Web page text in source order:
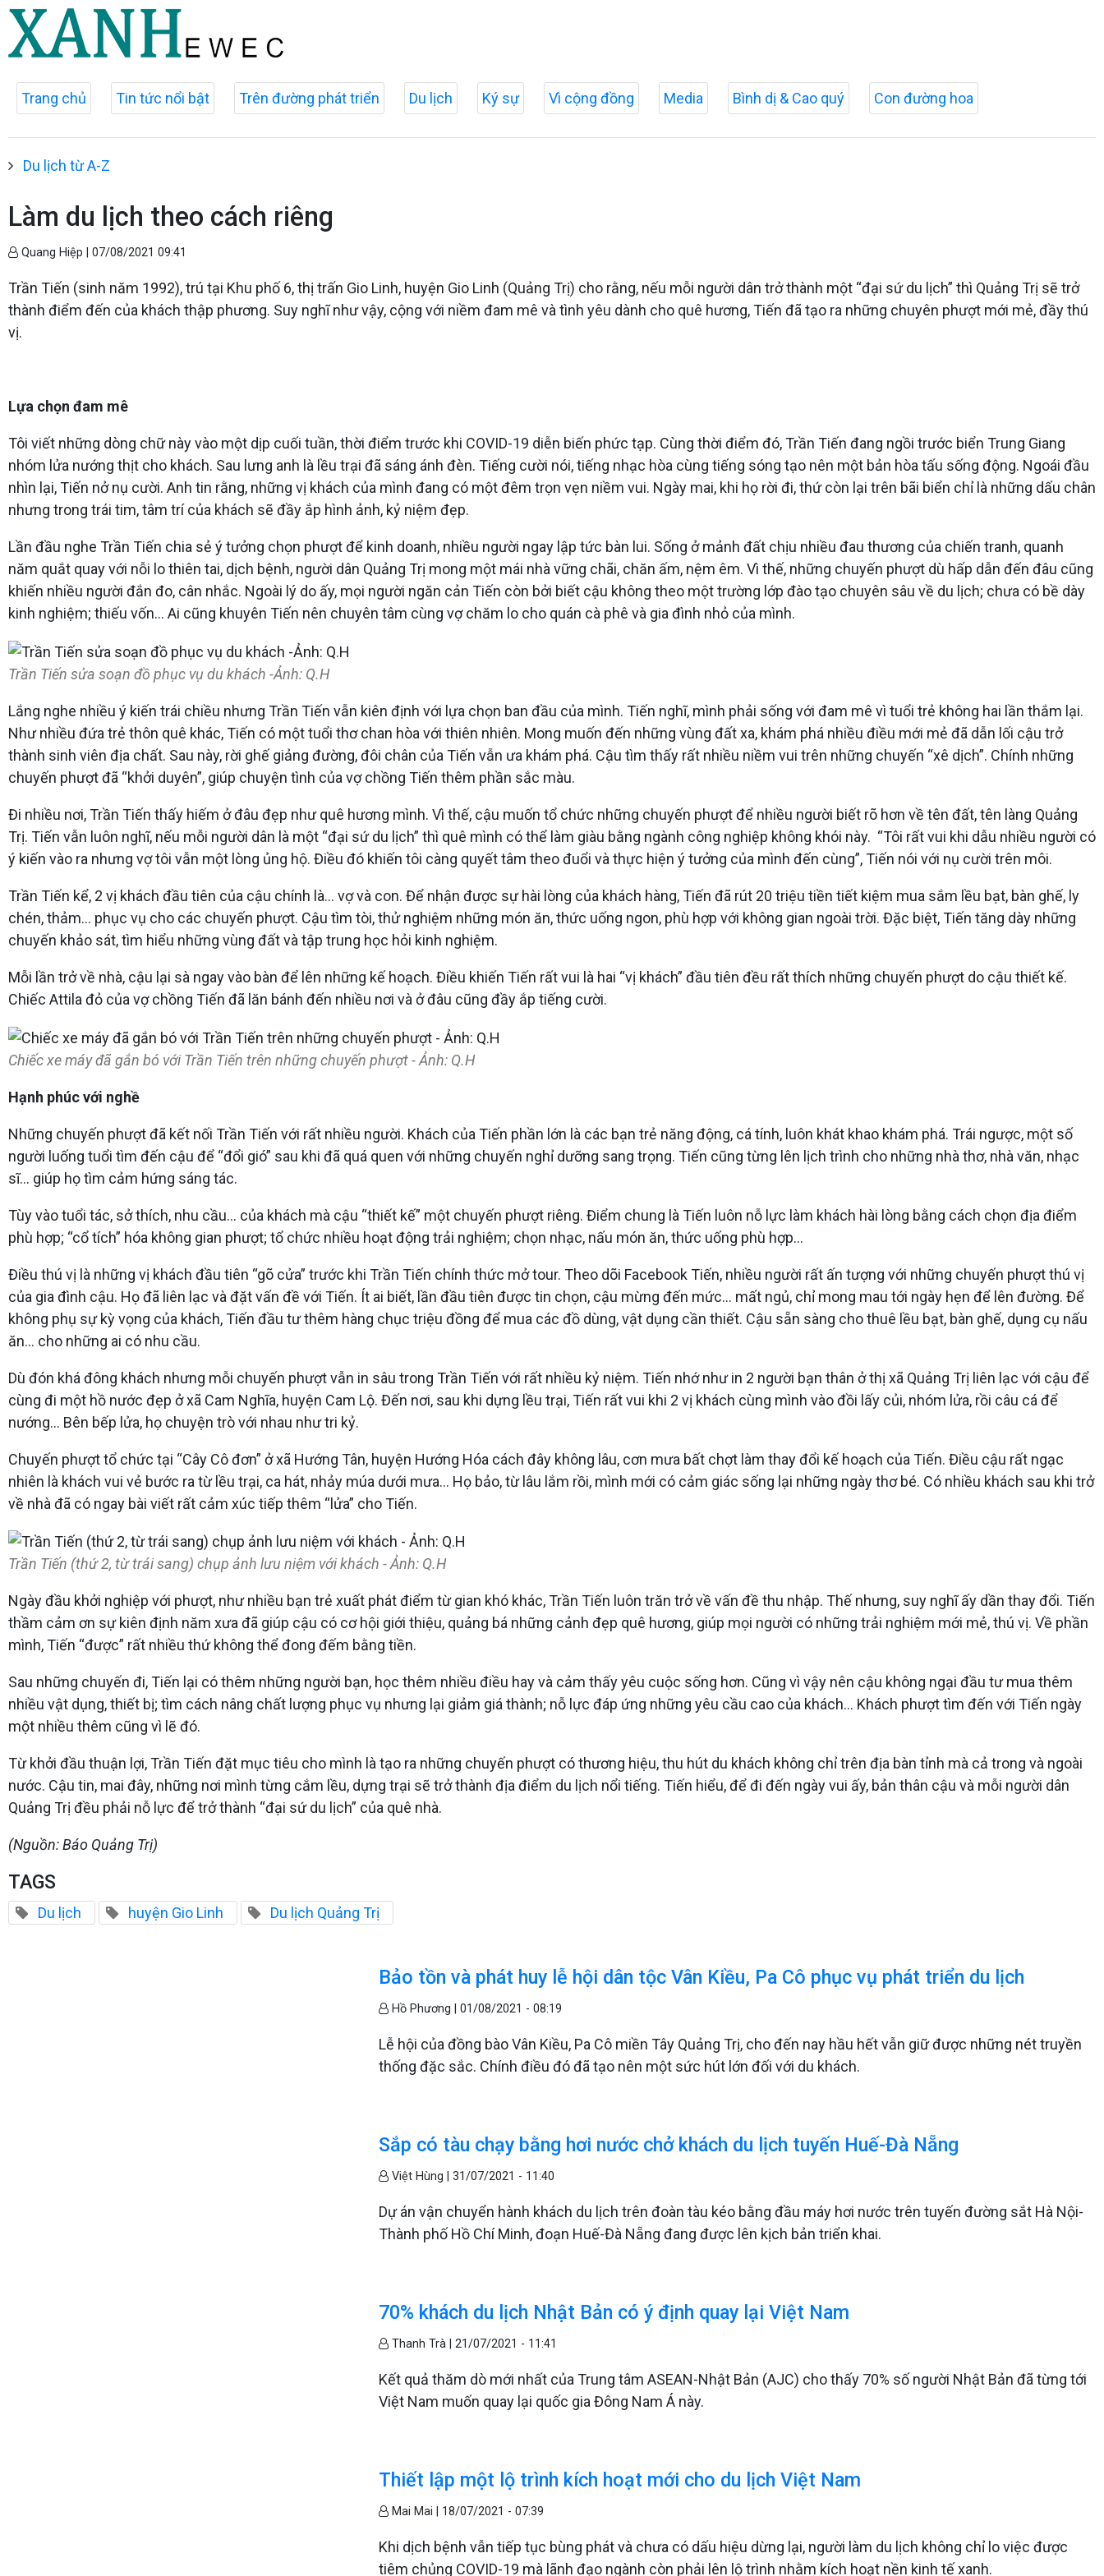
Trang chủ Tin tức nổi bật Trên đường phát triển Du lịch Ký sự Vì cộng đồng Media Bình dị & Cao quý Con đường hoa
Du lịch từ A-Z
Làm du lịch theo cách riêng
Quang Hiệp | 07/08/2021 09:41
Trần Tiến (sinh năm 1992), trú tại Khu phố 6, thị trấn Gio Linh, huyện Gio Linh (Quảng Trị) cho rằng, nếu mỗi người dân trở thành một “đại sứ du lịch” thì Quảng Trị sẽ trở
thành điểm đến của khách thập phương. Suy nghĩ như vậy, cộng với niềm đam mê và tình yêu dành cho quê hương, Tiến đã tạo ra những chuyên phượt mới mẻ, đầy thú
vị.
Lựa chọn đam mê
Tôi viết những dòng chữ này vào một dịp cuối tuần, thời điểm trước khi COVID-19 diễn biến phức tạp. Cùng thời điểm đó, Trần Tiến đang ngồi trước biển Trung Giang
nhóm lửa nướng thịt cho khách. Sau lưng anh là lều trại đã sáng ánh đèn. Tiếng cười nói, tiếng nhạc hòa cùng tiếng sóng tạo nên một bản hòa tấu sống động. Ngoái đầu
nhìn lại, Tiến nở nụ cười. Anh tin rằng, những vị khách của mình đang có một đêm trọn vẹn niềm vui. Ngày mai, khi họ rời đi, thứ còn lại trên bãi biển chỉ là những dấu chân
nhưng trong trái tim, tâm trí của khách sẽ đầy ắp hình ảnh, kỷ niệm đẹp.
Lần đầu nghe Trần Tiến chia sẻ ý tưởng chọn phượt để kinh doanh, nhiều người ngay lập tức bàn lui. Sống ở mảnh đất chịu nhiều đau thương của chiến tranh, quanh
năm quắt quay với nỗi lo thiên tai, dịch bệnh, người dân Quảng Trị mong một mái nhà vững chãi, chăn ấm, nệm êm. Vì thế, những chuyến phượt dù hấp dẫn đến đâu cũng
khiến nhiều người đắn đo, cân nhắc. Ngoài lý do ấy, mọi người ngăn cản Tiến còn bởi biết cậu không theo một trường lớp đào tạo chuyên sâu về du lịch; chưa có bề dày
kinh nghiệm; thiếu vốn… Ai cũng khuyên Tiến nên chuyên tâm cùng vợ chăm lo cho quán cà phê và gia đình nhỏ của mình.
Trần Tiến sửa soạn đồ phục vụ du khách -Ảnh: Q.H
Lắng nghe nhiều ý kiến trái chiều nhưng Trần Tiến vẫn kiên định với lựa chọn ban đầu của mình. Tiến nghĩ, mình phải sống với đam mê vì tuổi trẻ không hai lần thắm lại.
Như nhiều đứa trẻ thôn quê khác, Tiến có một tuổi thơ chan hòa với thiên nhiên. Mong muốn đến những vùng đất xa, khám phá nhiều điều mới mẻ đã dẫn lối cậu trở
thành sinh viên địa chất. Sau này, rời ghế giảng đường, đôi chân của Tiến vẫn ưa khám phá. Cậu tìm thấy rất nhiều niềm vui trên những chuyến “xê dịch”. Chính những
chuyến phượt đã “khởi duyên”, giúp chuyện tình của vợ chồng Tiến thêm phần sắc màu.
Đi nhiều nơi, Trần Tiến thấy hiếm ở đâu đẹp như quê hương mình. Vì thế, cậu muốn tổ chức những chuyến phượt để nhiều người biết rõ hơn về tên đất, tên làng Quảng
Trị. Tiến vẫn luôn nghĩ, nếu mỗi người dân là một “đại sứ du lịch” thì quê mình có thể làm giàu bằng ngành công nghiệp không khói này. “Tôi rất vui khi dẫu nhiều người có
ý kiến vào ra nhưng vợ tôi vẫn một lòng ủng hộ. Điều đó khiến tôi càng quyết tâm theo đuổi và thực hiện ý tưởng của mình đến cùng”, Tiến nói với nụ cười trên môi.
Trần Tiến kể, 2 vị khách đầu tiên của cậu chính là… vợ và con. Để nhận được sự hài lòng của khách hàng, Tiến đã rút 20 triệu tiền tiết kiệm mua sắm lều bạt, bàn ghế, ly
chén, thảm… phục vụ cho các chuyến phượt. Cậu tìm tòi, thử nghiệm những món ăn, thức uống ngon, phù hợp với không gian ngoài trời. Đặc biệt, Tiến tăng dày những
chuyến khảo sát, tìm hiểu những vùng đất và tập trung học hỏi kinh nghiệm.
Mỗi lần trở về nhà, cậu lại sà ngay vào bàn để lên những kế hoạch. Điều khiến Tiến rất vui là hai “vị khách” đầu tiên đều rất thích những chuyến phượt do cậu thiết kế.
Chiếc Attila đỏ của vợ chồng Tiến đã lăn bánh đến nhiều nơi và ở đâu cũng đầy ắp tiếng cười.
Chiếc xe máy đã gắn bó với Trần Tiến trên những chuyến phượt - Ảnh: Q.H
Hạnh phúc với nghề
Những chuyến phượt đã kết nối Trần Tiến với rất nhiều người. Khách của Tiến phần lớn là các bạn trẻ năng động, cá tính, luôn khát khao khám phá. Trái ngược, một số
người luống tuổi tìm đến cậu để “đổi gió” sau khi đã quá quen với những chuyến nghỉ dưỡng sang trọng. Tiến cũng từng lên lịch trình cho những nhà thơ, nhà văn, nhạc
sĩ… giúp họ tìm cảm hứng sáng tác.
Tùy vào tuổi tác, sở thích, nhu cầu… của khách mà cậu “thiết kế” một chuyến phượt riêng. Điểm chung là Tiến luôn nỗ lực làm khách hài lòng bằng cách chọn địa điểm
phù hợp; “cổ tích” hóa không gian phượt; tổ chức nhiều hoạt động trải nghiệm; chọn nhạc, nấu món ăn, thức uống phù hợp...
Điều thú vị là những vị khách đầu tiên “gõ cửa” trước khi Trần Tiến chính thức mở tour. Theo dõi Facebook Tiến, nhiều người rất ấn tượng với những chuyến phượt thú vị
của gia đình cậu. Họ đã liên lạc và đặt vấn đề với Tiến. Ít ai biết, lần đầu tiên được tin chọn, cậu mừng đến mức… mất ngủ, chỉ mong mau tới ngày hẹn để lên đường. Để
không phụ sự kỳ vọng của khách, Tiến đầu tư thêm hàng chục triệu đồng để mua các đồ dùng, vật dụng cần thiết. Cậu sẵn sàng cho thuê lều bạt, bàn ghế, dụng cụ nấu
ăn… cho những ai có nhu cầu.
Dù đón khá đông khách nhưng mỗi chuyến phượt vẫn in sâu trong Trần Tiến với rất nhiều kỷ niệm. Tiến nhớ như in 2 người bạn thân ở thị xã Quảng Trị liên lạc với cậu để
cùng đi một hồ nước đẹp ở xã Cam Nghĩa, huyện Cam Lộ. Đến nơi, sau khi dựng lều trại, Tiến rất vui khi 2 vị khách cùng mình vào đồi lấy củi, nhóm lửa, rồi câu cá để
nướng… Bên bếp lửa, họ chuyện trò với nhau như tri kỷ.
Chuyến phượt tổ chức tại “Cây Cô đơn” ở xã Hướng Tân, huyện Hướng Hóa cách đây không lâu, cơn mưa bất chợt làm thay đổi kế hoạch của Tiến. Điều cậu rất ngạc
nhiên là khách vui vẻ bước ra từ lều trại, ca hát, nhảy múa dưới mưa… Họ bảo, từ lâu lắm rồi, mình mới có cảm giác sống lại những ngày thơ bé. Có nhiều khách sau khi trở
về nhà đã có ngay bài viết rất cảm xúc tiếp thêm “lửa” cho Tiến.
Trần Tiến (thứ 2, từ trái sang) chụp ảnh lưu niệm với khách - Ảnh: Q.H
Ngày đầu khởi nghiệp với phượt, như nhiều bạn trẻ xuất phát điểm từ gian khó khác, Trần Tiến luôn trăn trở về vấn đề thu nhập. Thế nhưng, suy nghĩ ấy dần thay đổi. Tiến
thầm cảm ơn sự kiên định năm xưa đã giúp cậu có cơ hội giới thiệu, quảng bá những cảnh đẹp quê hương, giúp mọi người có những trải nghiệm mới mẻ, thú vị. Về phần
mình, Tiến “được” rất nhiều thứ không thể đong đếm bằng tiền.
Sau những chuyến đi, Tiến lại có thêm những người bạn, học thêm nhiều điều hay và cảm thấy yêu cuộc sống hơn. Cũng vì vậy nên cậu không ngại đầu tư mua thêm
nhiều vật dụng, thiết bị; tìm cách nâng chất lượng phục vụ nhưng lại giảm giá thành; nỗ lực đáp ứng những yêu cầu cao của khách… Khách phượt tìm đến với Tiến ngày
một nhiều thêm cũng vì lẽ đó.
Từ khởi đầu thuận lợi, Trần Tiến đặt mục tiêu cho mình là tạo ra những chuyến phượt có thương hiệu, thu hút du khách không chỉ trên địa bàn tỉnh mà cả trong và ngoài
nước. Cậu tin, mai đây, những nơi mình từng cắm lều, dựng trại sẽ trở thành địa điểm du lịch nổi tiếng. Tiến hiểu, để đi đến ngày vui ấy, bản thân cậu và mỗi người dân
Quảng Trị đều phải nỗ lực để trở thành “đại sứ du lịch” của quê nhà.
(Nguồn: Báo Quảng Trị)
TAGS
Du lịch huyện Gio Linh Du lịch Quảng Trị
Bảo tồn và phát huy lễ hội dân tộc Vân Kiều, Pa Cô phục vụ phát triển du lịch
Hồ Phương |01/08/2021 - 08:19
Lễ hội của đồng bào Vân Kiều, Pa Cô miền Tây Quảng Trị, cho đến nay hầu hết vẫn giữ được những nét truyền
thống đặc sắc. Chính điều đó đã tạo nên một sức hút lớn đối với du khách.
Sắp có tàu chạy bằng hơi nước chở khách du lịch tuyến Huế-Đà Nẵng
Việt Hùng |31/07/2021 - 11:40
Dự án vận chuyển hành khách du lịch trên đoàn tàu kéo bằng đầu máy hơi nước trên tuyến đường sắt Hà Nội-
Thành phố Hồ Chí Minh, đoạn Huế-Đà Nẵng đang được lên kịch bản triển khai.
70% khách du lịch Nhật Bản có ý định quay lại Việt Nam
Thanh Trà |21/07/2021 - 11:41
Kết quả thăm dò mới nhất của Trung tâm ASEAN-Nhật Bản (AJC) cho thấy 70% số người Nhật Bản đã từng tới
Việt Nam muốn quay lại quốc gia Đông Nam Á này.
Thiết lập một lộ trình kích hoạt mới cho du lịch Việt Nam
Mai Mai | 18/07/2021 - 07:39
Khi dịch bệnh vẫn tiếp tục bùng phát và chưa có dấu hiệu dừng lại, người làm du lịch không chỉ lo việc được
tiêm chủng COVID-19 mà lãnh đạo ngành còn phải lên lộ trình nhằm kích hoạt nền kinh tế xanh.